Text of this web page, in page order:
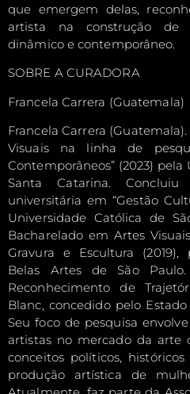
que emergem delas,
artista na construção de
dinâmico e contemporâneo.
SOBRE A CURADORA
Francela Carrera (Guatemala)
Francela Carrera
Visuais na linha de
Contemporâneos” (2023)
Santa Catarina.
universitária em “Gestão
Universidade Católica de
Bacharelado em Artes
Gravura e Escultura
Belas Artes de São
Reconhecimento de
Blanc, concedido pelo
Seu foco de pesquisa
artistas no mercado da arte
conceitos políticos,
produção artística de